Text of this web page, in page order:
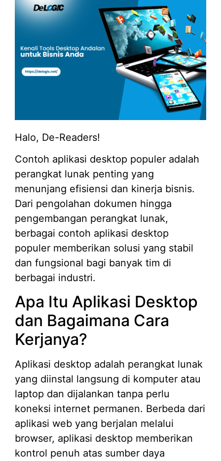
Halo, De-Readers!
Contoh aplikasi desktop populer adalah
perangkat lunak penting yang
menunjang efisiensi dan kinerja bisnis.
Dari pengolahan dokumen hingga
pengembangan perangkat lunak,
berbagai contoh aplikasi desktop
populer memberikan solusi yang stabil
dan fungsional bagi banyak tim di
berbagai industri.
Apa Itu Aplikasi Desktop
dan Bagaimana Cara
Kerjanya?
Aplikasi desktop adalah perangkat lunak
yang diinstal langsung di komputer atau
laptop dan dijalankan tanpa perlu
koneksi internet permanen. Berbeda dari
aplikasi web yang berjalan melalui
browser, aplikasi desktop memberikan
kontrol penuh atas sumber daya